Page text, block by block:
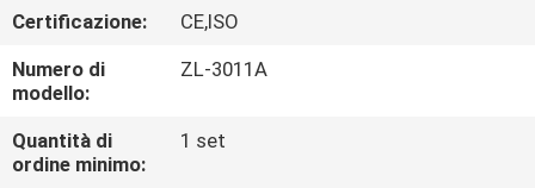
GIRO
DELLA
FABBRICA
Certificazione:
CE,ISO
Numero di
modello:
ZL-3011A
Quantità di
ordine minimo:
1 set